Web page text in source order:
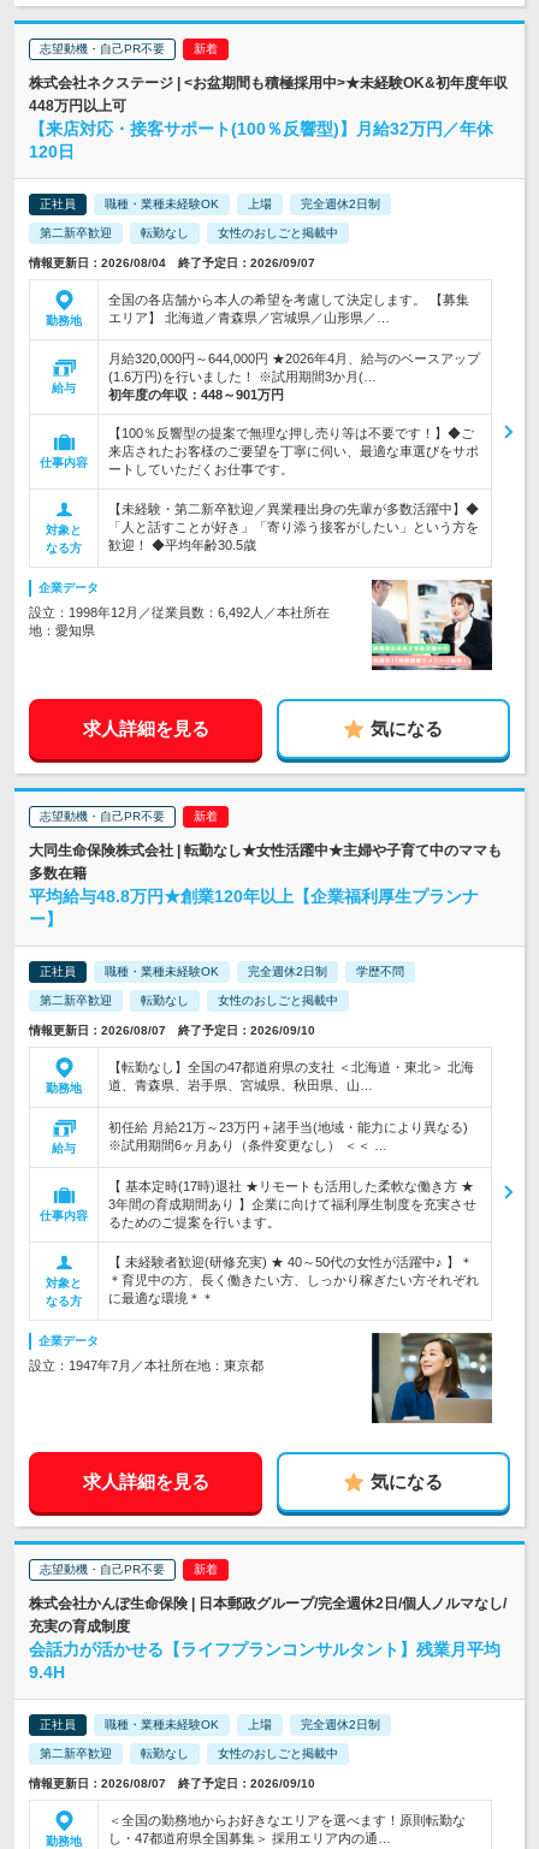
志望動機・自己PR不要
株式会社ネクステージ | <お盆期間も積極採用中>★未経験OK&初年度年収
448万円以上可
【来店対応・接客サポート(100％反響型)】月給32万円／年休
120日
正社員 職種・業種未経験OK 上場 完全週休2日制
第二新卒歓迎 転勤なし 女性のおしごと掲載中
情報更新日：2026/08/04 終了予定日：2026/09/07
勤務地
全国の各店舗から本人の希望を考慮して決定します。 【募集
エリア】 北海道／青森県／宮城県／山形県／…
給与
月給320,000円～644,000円 ★2026年4月、給与のベースアップ
(1.6万円)を行いました！ ※試用期間3か月(…
初年度の年収： 448～901万円
仕事内容
【100％反響型の提案で無理な押し売り等は不要です！】◆ご
来店されたお客様のご要望を丁寧に伺い、最適な車選びをサポ
ートしていただくお仕事です。
対象と
なる方
【未経験・第二新卒歓迎／異業種出身の先輩が多数活躍中】◆
「人と話すことが好き」「寄り添う接客がしたい」という方を
歓迎！ ◆平均年齢30.5歳
企業データ
設立：1998年12月／従業員数：6,492人／本社所在
地：愛知県
求人詳細を見る 気になる
志望動機・自己PR不要
大同生命保険株式会社 | 転勤なし★女性活躍中★主婦や子育て中のママも
多数在籍
平均給与48.8万円★創業120年以上【企業福利厚生プランナ
ー】
正社員 職種・業種未経験OK 完全週休2日制 学歴不問
第二新卒歓迎 転勤なし 女性のおしごと掲載中
情報更新日：2026/08/07 終了予定日：2026/09/10
勤務地
【転勤なし】全国の47都道府県の支社 ＜北海道・東北＞ 北海
道、青森県、岩手県、宮城県、秋田県、山…
給与
初任給 月給21万～23万円＋諸手当(地域・能力により異なる)
※試用期間6ヶ月あり（条件変更なし） ＜＜ …
仕事内容
【 基本定時(17時)退社 ★リモートも活用した柔軟な働き方 ★
3年間の育成期間あり 】企業に向けて福利厚生制度を充実させ
るためのご提案を行います。
対象と
なる方
【 未経験者歓迎(研修充実) ★ 40～50代の女性が活躍中♪ 】＊
＊育児中の方、長く働きたい方、しっかり稼ぎたい方それぞれ
に最適な環境＊＊
企業データ
設立：1947年7月／本社所在地：東京都
求人詳細を見る 気になる
志望動機・自己PR不要
株式会社かんぽ生命保険 | 日本郵政グループ/完全週休2日/個人ノルマなし/
充実の育成制度
会話力が活かせる【ライフプランコンサルタント】残業月平均
9.4H
正社員 職種・業種未経験OK 上場 完全週休2日制
第二新卒歓迎 転勤なし 女性のおしごと掲載中
情報更新日：2026/08/07 終了予定日：2026/09/10
勤務地
＜全国の勤務地からお好きなエリアを選べます！原則転勤な
し・47都道府県全国募集＞ 採用エリア内の通…